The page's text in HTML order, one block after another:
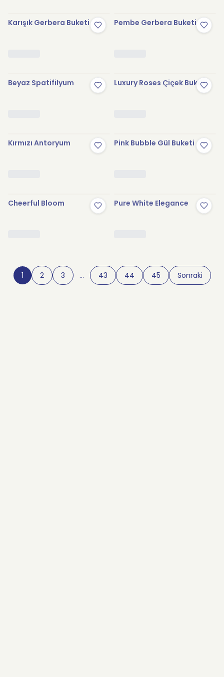
Karışık Gerbera Buketi Pembe Gerbera Buketi
Beyaz Spatifilyum Luxury Roses Çiçek Buketi
Kırmızı Antoryum Pink Bubble Gül Buketi
Cheerful Bloom Pure White Elegance
1 2 3 … 43 44 45 Sonraki